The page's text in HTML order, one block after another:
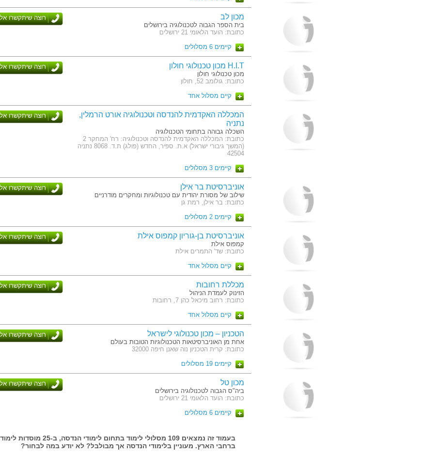
מכון לב
בית הספר הגבוה לטכנולוגיה בירושלים
כתובת: הועד הלאומי 21 ירושלים
רוצה שיתקשרו
קיימים 6 מסלולים
H.I.T מכון טכנולוגי חולון
מכון טכנולוגי חולון
כתובת: גולומב 52, חולון
רוצה שיתקשרו
קיים מסלול אחד
המכללה האקדמית להנדסה וטכנולוגיה אורט הרמלין,
נתניה
השכלה גבוהה בתחומי הטכנולוגיה
כתובת: המכללה האקדמית להנדסה וטכנולוגיה: רח' המחקר 2
(המשך גיבורי ישראל) א.ת. ספיר, החדש (פולג) ת.ד. 8068 נתניה
42504
רוצה שיתקשרו
קיימים 3 מסלולים
אוניברסיטת בר אילן
שילוב של מסורת יהודית עם טכנולוגיות ומחקרים מודרניים
כתובת: בר אילן, רמת גן
רוצה שיתקשרו
קיימים 2 מסלולים
אוניברסיטת בן-גוריון קמפוס אילת
קמפוס אילת
כתובת: שד' התמרים אילת
רוצה שיתקשרו
קיים מסלול אחד
מכללת רחובות
הזינוק לעמדת הניהול
כתובת: רחוב מיכאל כהן 7, רחובות
רוצה שיתקשרו
קיים מסלול אחד
הטכניון – מכון טכנולוגי לישראל
אחת מן האוניברסיטאות הטכנולוגיות הטובות בעולם
כתובת: קרית הטכניון נוה שאנן חיפה 32000
רוצה שיתקשרו
קיימים 19 מסלולים
מכון טל
ביה"ס הגבוה לטכנולוגיה בירושלים
כתובת: הועד הלאומי 21 ירושלים
רוצה שיתקשרו
קיימים 6 מסלולים
בעמוד זה נמצאים 109 מסלולי לימוד בתחום לימודי הנדסה, ב-25 מוסדות לימוד
ברחבי הארץ. מעוניין בלימודי הנדסה אך מבולבל? לא יודע במה לבחור?